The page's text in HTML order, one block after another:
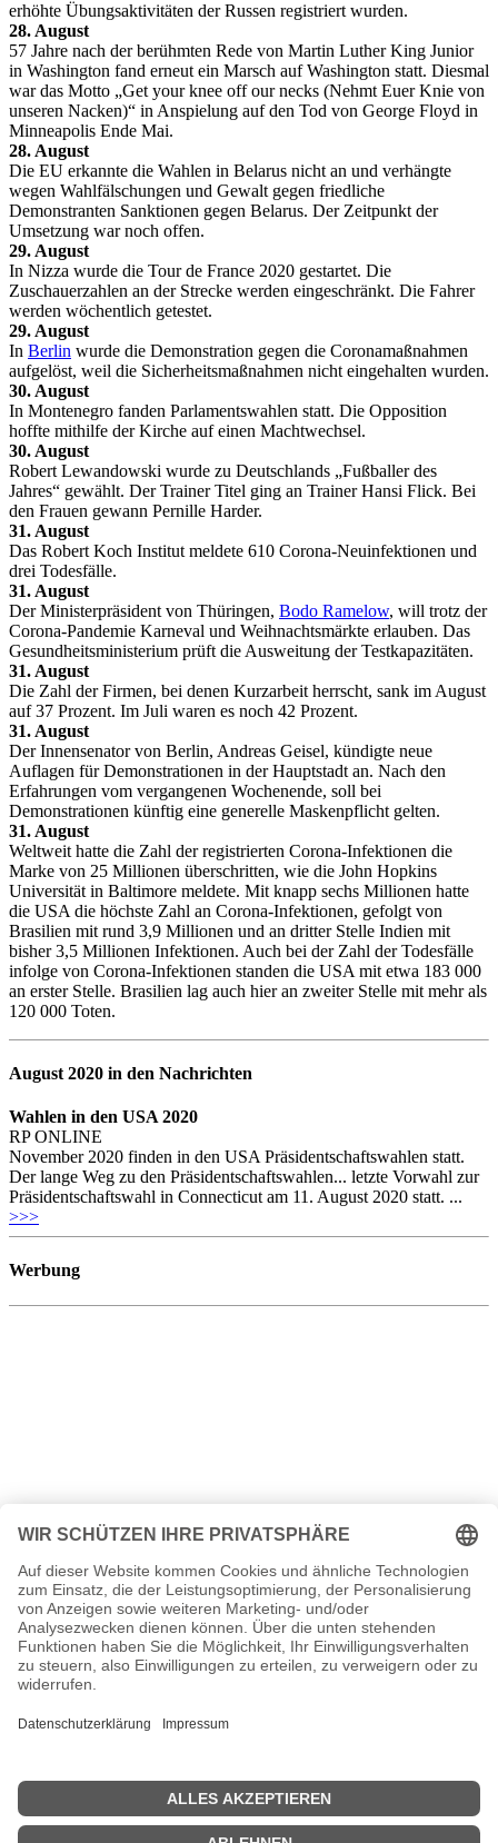
erhöhte Übungsaktivitäten der Russen registriert wurden.
28. August
57 Jahre nach der berühmten Rede von Martin Luther King Junior
in Washington fand erneut ein Marsch auf Washington statt. Diesmal
war das Motto „Get your knee off our necks (Nehmt Euer Knie von
unseren Nacken)“ in Anspielung auf den Tod von George Floyd in
Minneapolis Ende Mai.
28. August
Die EU erkannte die Wahlen in Belarus nicht an und verhängte
wegen Wahlfälschungen und Gewalt gegen friedliche
Demonstranten Sanktionen gegen Belarus. Der Zeitpunkt der
Umsetzung war noch offen.
29. August
In Nizza wurde die Tour de France 2020 gestartet. Die
Zuschauerzahlen an der Strecke werden eingeschränkt. Die Fahrer
werden wöchentlich getestet.
29. August
In Berlin wurde die Demonstration gegen die Coronamaßnahmen
aufgelöst, weil die Sicherheitsmaßnahmen nicht eingehalten wurden.
30. August
In Montenegro fanden Parlamentswahlen statt. Die Opposition
hoffte mithilfe der Kirche auf einen Machtwechsel.
30. August
Robert Lewandowski wurde zu Deutschlands „Fußballer des
Jahres“ gewählt. Der Trainer Titel ging an Trainer Hansi Flick. Bei
den Frauen gewann Pernille Harder.
31. August
Das Robert Koch Institut meldete 610 Corona-Neuinfektionen und
drei Todesfälle.
31. August
Der Ministerpräsident von Thüringen, Bodo Ramelow, will trotz der
Corona-Pandemie Karneval und Weihnachtsmärkte erlauben. Das
Gesundheitsministerium prüft die Ausweitung der Testkapazitäten.
31. August
Die Zahl der Firmen, bei denen Kurzarbeit herrscht, sank im August
auf 37 Prozent. Im Juli waren es noch 42 Prozent.
31. August
Der Innensenator von Berlin, Andreas Geisel, kündigte neue
Auflagen für Demonstrationen in der Hauptstadt an. Nach den
Erfahrungen vom vergangenen Wochenende, soll bei
Demonstrationen künftig eine generelle Maskenpflicht gelten.
31. August
Weltweit hatte die Zahl der registrierten Corona-Infektionen die
Marke von 25 Millionen überschritten, wie die John Hopkins
Universität in Baltimore meldete. Mit knapp sechs Millionen hatte
die USA die höchste Zahl an Corona-Infektionen, gefolgt von
Brasilien mit rund 3,9 Millionen und an dritter Stelle Indien mit
bisher 3,5 Millionen Infektionen. Auch bei der Zahl der Todesfälle
infolge von Corona-Infektionen standen die USA mit etwa 183 000
an erster Stelle. Brasilien lag auch hier an zweiter Stelle mit mehr als
120 000 Toten.
August 2020 in den Nachrichten
Wahlen in den USA 2020
RP ONLINE
November 2020 finden in den USA Präsidentschaftswahlen statt.
Der lange Weg zu den Präsidentschaftswahlen... letzte Vorwahl zur
Präsidentschaftswahl in Connecticut am 11. August 2020 statt. ...
>>>
Werbung